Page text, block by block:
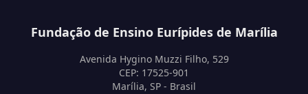
Fundação de Ensino Eurípides de Marília
Avenida Hygino Muzzi Filho, 529
CEP: 17525-901
Marília, SP - Brasil